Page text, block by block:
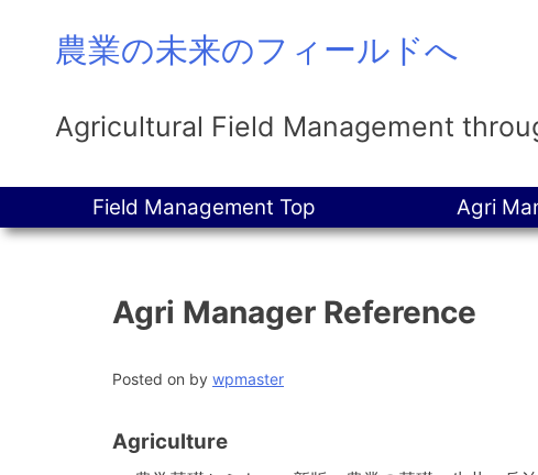
農業の未来のフィールドへ
Agricultural Field Management
Field Management Top Agri
Agri Manager Reference
Posted on by wpmaster
Agriculture